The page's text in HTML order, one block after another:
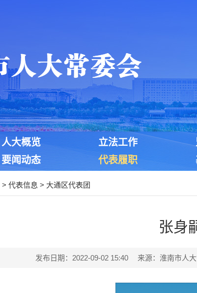
人大概览 立法工作
要闻动态
代表履职
> 代表信息 > 大通区代表团
张身
发布日期：2022-09-02 15:40 来源：淮南市人